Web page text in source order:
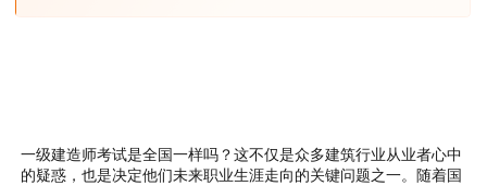
一级建造师考试是全国一样吗？这不仅是众多建筑行业从业者心中
的疑惑，也是决定他们未来职业生涯走向的关键问题之一。随着国